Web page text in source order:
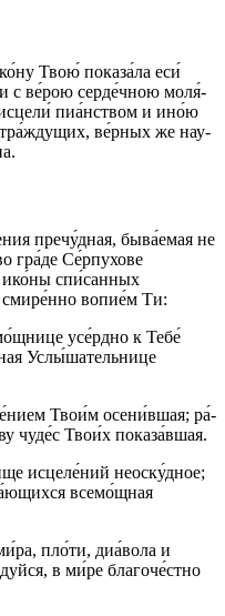
Твою́ показа́ла еси́
с ве́­рою серде́чною мо­ля́­
пиа́нством и ино́ю
ве́р­ных же нау­
пречу́дная, быва́емая не
гра́­де Се́рпухове
спи́санных
во­пи­е́м Ти:
усе́рд­но к Те­бе́
Услы́шательнице
Тво­и́м осени́вшая; ра́­
чу­де́с Тво­и́х показа́вшая.
ис­це­ле́­ний не­ос­ку́д­ное;
всемо́щная
пло́­ти, диа́вола и
в ми́­ре бла­го­че́ст­но